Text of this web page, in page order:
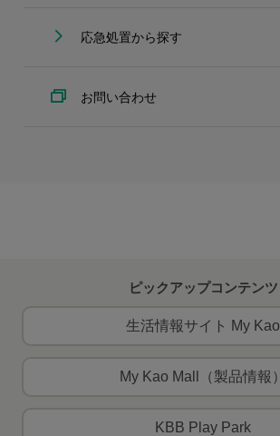
応急処置から探す
お問い合わせ
ピックアップコンテンツ
生活情報サイト My Kao
My Kao Mall（製品情報）
KBB Play Park